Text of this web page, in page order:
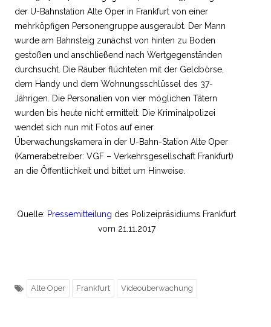
der U-Bahnstation Alte Oper in Frankfurt von einer
mehrköpfigen Personengruppe ausgeraubt. Der Mann
wurde am Bahnsteig zunächst von hinten zu Boden
gestoßen und anschließend nach Wertgegenständen
durchsucht. Die Räuber flüchteten mit der Geldbörse,
dem Handy und dem Wohnungsschlüssel des 37-
Jährigen. Die Personalien von vier möglichen Tätern
wurden bis heute nicht ermittelt. Die Kriminalpolizei
wendet sich nun mit Fotos auf einer
Überwachungskamera in der U-Bahn-Station Alte Oper
(Kamerabetreiber: VGF – Verkehrsgesellschaft Frankfurt)
an die Öffentlichkeit und bittet um Hinweise.
Quelle: Pressemitteilung des Polizeipräsidiums Frankfurt
vom 21.11.2017
Alte Oper Frankfurt Videoüberwachung